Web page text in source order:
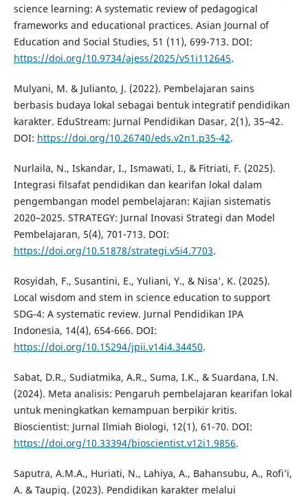
science learning: A systematic review of pedagogical
frameworks and educational practices. Asian Journal of
Education and Social Studies, 51 (11), 699-713. DOI:
https://doi.org/10.9734/ajess/2025/v51i112645.
Mulyani, M. & Julianto, J. (2022). Pembelajaran sains
berbasis budaya lokal sebagai bentuk integratif pendidikan
karakter. EduStream: Jurnal Pendidikan Dasar, 2(1), 35–42.
DOI: https://doi.org/10.26740/eds.v2n1.p35-42.
Nurlaila, N., Iskandar, I., Ismawati, I., & Fitriati, F. (2025).
Integrasi filsafat pendidikan dan kearifan lokal dalam
pengembangan model pembelajaran: Kajian sistematis
2020–2025. STRATEGY: Jurnal Inovasi Strategi dan Model
Pembelajaran, 5(4), 701-713. DOI:
https://doi.org/10.51878/strategi.v5i4.7703.
Rosyidah, F., Susantini, E., Yuliani, Y., & Nisa', K. (2025).
Local wisdom and stem in science education to support
SDG-4: A systematic review. Jurnal Pendidikan IPA
Indonesia, 14(4), 654-666. DOI:
https://doi.org/10.15294/jpii.v14i4.34450.
Sabat, D.R., Sudiatmika, A.R., Suma, I.K., & Suardana, I.N.
(2024). Meta analisis: Pengaruh pembelajaran kearifan lokal
untuk meningkatkan kemampuan berpikir kritis.
Bioscientist: Jurnal Ilmiah Biologi, 12(1), 61-70. DOI:
https://doi.org/10.33394/bioscientist.v12i1.9856.
Saputra, A.M.A., Huriati, N., Lahiya, A., Bahansubu, A., Rofi’i,
A. & Taupiq. (2023). Pendidikan karakter melalui